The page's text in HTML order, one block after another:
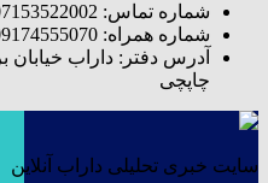
شماره تماس: 07153522002
شماره همراه: 09174555070
چاپچی
سایت خبری تحلیلی داراب آنلاین